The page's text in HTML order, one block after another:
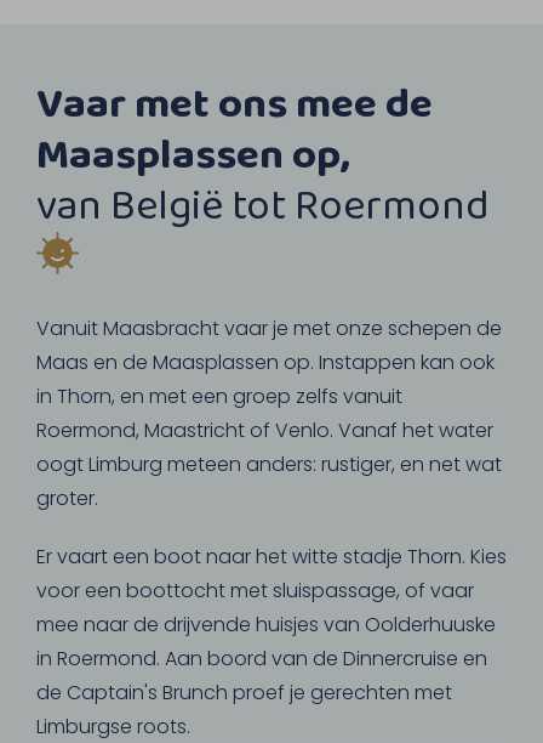
Vaar met ons mee de
Maasplassen op,
van België tot Roermond
Vanuit Maasbracht vaar je met onze schepen de
Maas en de Maasplassen op. Instappen kan ook
in Thorn, en met een groep zelfs vanuit
Roermond, Maastricht of Venlo. Vanaf het water
oogt Limburg meteen anders: rustiger, en net wat
groter.
Er vaart een boot naar het witte stadje Thorn. Kies
voor een boottocht met sluispassage, of vaar
mee naar de drijvende huisjes van Oolderhuuske
in Roermond. Aan boord van de Dinnercruise en
de Captain's Brunch proef je gerechten met
Limburgse roots.